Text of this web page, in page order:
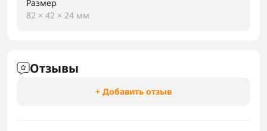
Размер
82 × 42 × 24 мм
Отзывы
+ Добавить отзыв